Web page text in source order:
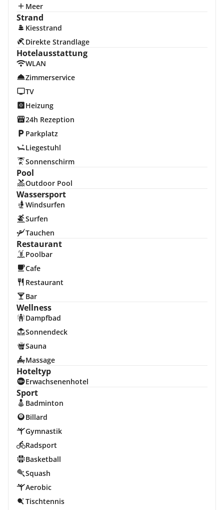
Meer
Strand
Kiesstrand
Direkte Strandlage
Hotelausstattung
WLAN
Zimmerservice
TV
Heizung
24h Rezeption
Parkplatz
Liegestuhl
Sonnenschirm
Pool
Outdoor Pool
Wassersport
Windsurfen
Surfen
Tauchen
Restaurant
Poolbar
Cafe
Restaurant
Bar
Wellness
Dampfbad
Sonnendeck
Sauna
Massage
Hoteltyp
Erwachsenenhotel
Sport
Badminton
Billard
Gymnastik
Radsport
Basketball
Squash
Aerobic
Tischtennis